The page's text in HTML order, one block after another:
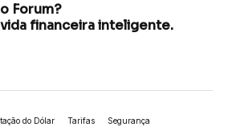
Forum?
financeira inteligente.
do Dólar Tarifas Segurança